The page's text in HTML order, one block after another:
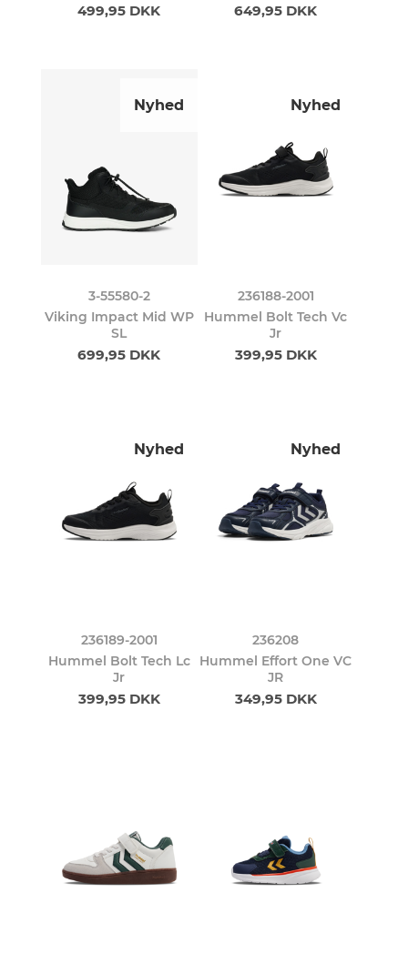
499,95 DKK 649,95 DKK
Nyhed
3-55580-2
Viking Impact Mid WP
SL
699,95 DKK
Nyhed
236188-2001
Hummel Bolt Tech Vc
Jr
399,95 DKK
Nyhed
236189-2001
Hummel Bolt Tech Lc
Jr
399,95 DKK
Nyhed
236208
Hummel Effort One VC
JR
349,95 DKK